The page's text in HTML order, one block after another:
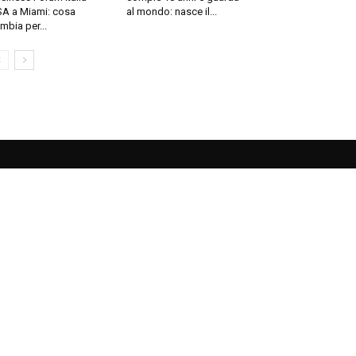
a Miami: cosa
per...
al mondo: nasce il...